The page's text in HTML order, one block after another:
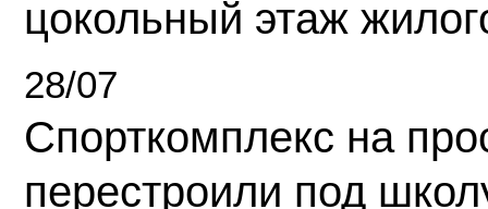
цокольный этаж
28/07
Спорткомплекс на
перестроили под